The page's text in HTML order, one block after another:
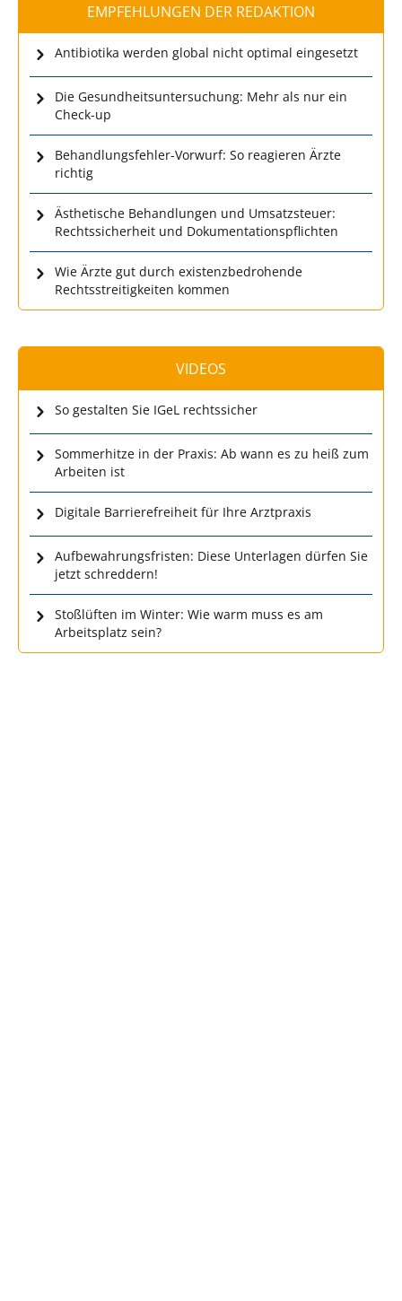
EMPFEHLUNGEN DER REDAKTION
Antibiotika werden global nicht optimal eingesetzt
Die Gesundheitsuntersuchung: Mehr als nur ein
Check-up
Behandlungsfehler-Vorwurf: So reagieren Ärzte
richtig
Ästhetische Behandlungen und Umsatzsteuer:
Rechtssicherheit und Dokumentationspflichten
Wie Ärzte gut durch existenzbedrohende
Rechtsstreitigkeiten kommen
VIDEOS
So gestalten Sie IGeL rechtssicher
Sommerhitze in der Praxis: Ab wann es zu heiß zum
Arbeiten ist
Digitale Barrierefreiheit für Ihre Arztpraxis
Aufbewahrungsfristen: Diese Unterlagen dürfen Sie
jetzt schreddern!
Stoßlüften im Winter: Wie warm muss es am
Arbeitsplatz sein?